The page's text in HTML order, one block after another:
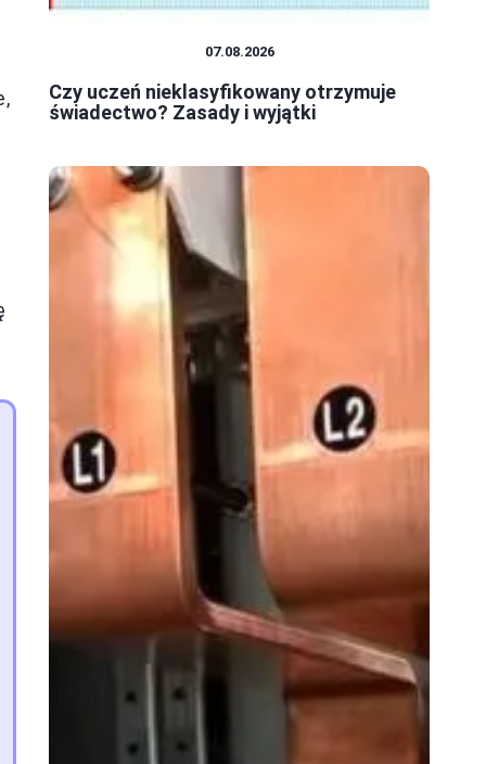
07.08.2026
Czy uczeń nieklasyfikowany otrzymuje
świadectwo? Zasady i wyjątki